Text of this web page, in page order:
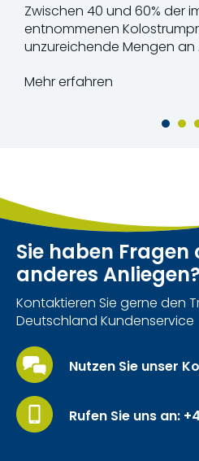
Zwischen 40 und 60% der
entnommenen
unzureichende Mengen an
Zusammensetzung
verwendet werden kann,
Mehr erfahren
Sie haben Fragen
anderes Anliegen?
Kontaktieren Sie gerne den
Deutschland Kundenservice
Nutzen Sie unser
Rufen Sie uns an: